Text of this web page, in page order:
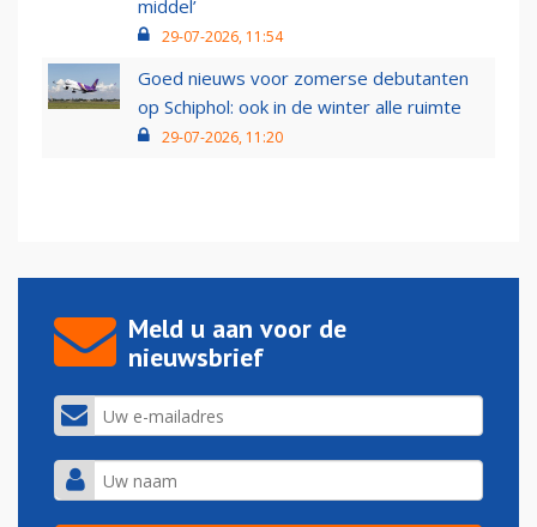
middel’
29-07-2026, 11:54
Goed nieuws voor zomerse debutanten
op Schiphol: ook in de winter alle ruimte
29-07-2026, 11:20
Meld u aan voor de
nieuwsbrief